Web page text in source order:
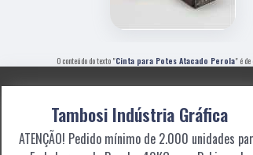
O conteúdo do texto "Cinta para Potes Atacado Perola" é
Tambosi Indústria Gráfica
ATENÇÃO! Pedido mínimo de 2.000 unidades